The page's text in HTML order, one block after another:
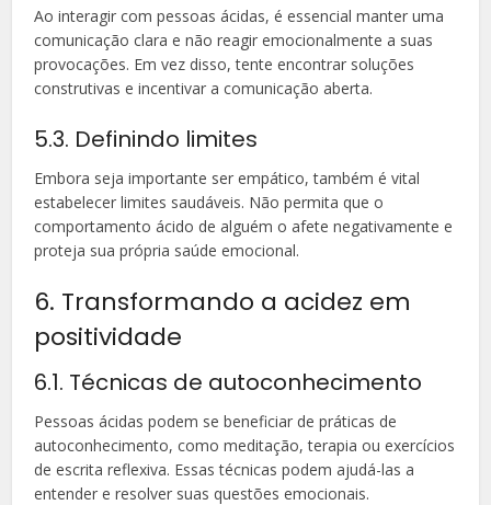
Ao interagir com pessoas ácidas, é essencial manter uma
comunicação clara e não reagir emocionalmente a suas
provocações. Em vez disso, tente encontrar soluções
construtivas e incentivar a comunicação aberta.
5.3. Definindo limites
Embora seja importante ser empático, também é vital
estabelecer limites saudáveis. Não permita que o
comportamento ácido de alguém o afete negativamente e
proteja sua própria saúde emocional.
6. Transformando a acidez em
positividade
6.1. Técnicas de autoconhecimento
Pessoas ácidas podem se beneficiar de práticas de
autoconhecimento, como meditação, terapia ou exercícios
de escrita reflexiva. Essas técnicas podem ajudá-las a
entender e resolver suas questões emocionais.